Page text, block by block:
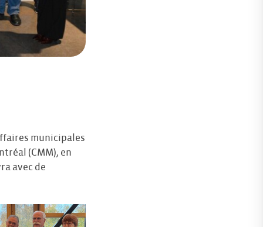
municipales
(CMM), en
avec de